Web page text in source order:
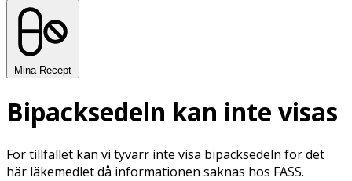
Mina Recept
Bipacksedeln kan inte visas
För tillfället kan vi tyvärr inte visa bipacksedeln för det
här läkemedlet då informationen saknas hos FASS.